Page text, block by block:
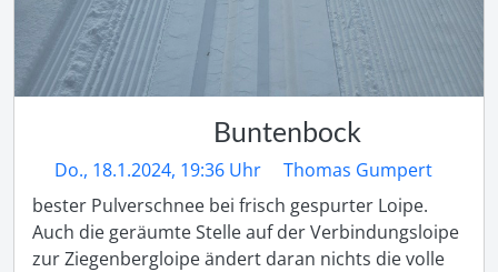
Buntenbock
Do., 18.1.2024, 19:36 Uhr
Thomas Gumpert
bester Pulverschnee bei frisch gespurter Loipe.
Auch die geräumte Stelle auf der Verbindungsloipe
zur Ziegenbergloipe ändert daran nichts die volle